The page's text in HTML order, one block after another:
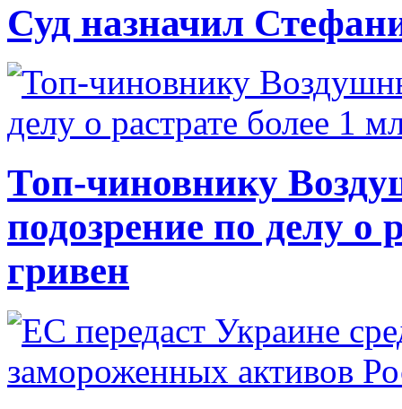
Суд назначил
Топ-чиновнику
подозрение по делу о
гривен